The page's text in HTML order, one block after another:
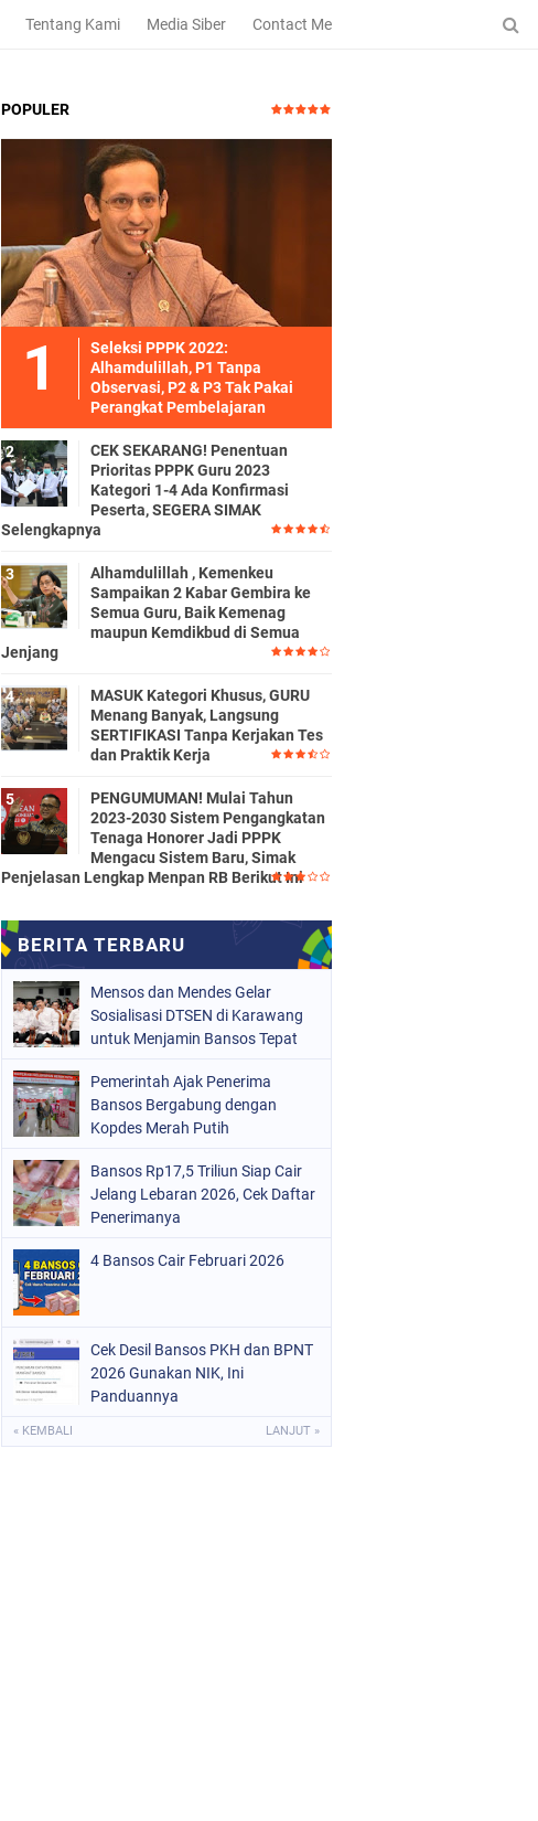
Tentang Kami Media Siber Contact Me
POPULER
Seleksi PPPK 2022:
Alhamdulillah, P1 Tanpa
Observasi, P2 & P3 Tak Pakai
Perangkat Pembelajaran
CEK SEKARANG! Penentuan
Prioritas PPPK Guru 2023
Kategori 1-4 Ada Konfirmasi
Peserta, SEGERA SIMAK
Selengkapnya
Alhamdulillah , Kemenkeu
Sampaikan 2 Kabar Gembira ke
Semua Guru, Baik Kemenag
maupun Kemdikbud di Semua
Jenjang
MASUK Kategori Khusus, GURU
Menang Banyak, Langsung
SERTIFIKASI Tanpa Kerjakan Tes
dan Praktik Kerja
PENGUMUMAN! Mulai Tahun
2023-2030 Sistem Pengangkatan
Tenaga Honorer Jadi PPPK
Mengacu Sistem Baru, Simak
Penjelasan Lengkap Menpan RB Berikut Ini
Mensos dan Mendes Gelar
Sosialisasi DTSEN di Karawang
untuk Menjamin Bansos Tepat
Pemerintah Ajak Penerima
Bansos Bergabung dengan
Kopdes Merah Putih
Bansos Rp17,5 Triliun Siap Cair
Jelang Lebaran 2026, Cek Daftar
Penerimanya
4 Bansos Cair Februari 2026
Cek Desil Bansos PKH dan BPNT
2026 Gunakan NIK, Ini
Panduannya
« KEMBALI LANJUT »